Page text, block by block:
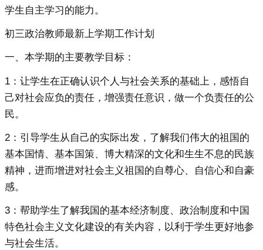
学生自主学习的能力。
初三政治教师最新上学期工作计划
一、本学期的主要教学目标：
1：让学生在正确认识个人与社会关系的基础上，感悟自
己对社会应负的责任，增强责任意识，做一个负责任的公
民。
2：引导学生从自己的实际出发，了解我们伟大的祖国的
基本国情、基本国策、博大精深的文化和生生不息的民族
精神，进而增进对社会主义祖国的自尊心、自信心和自豪
感。
3：帮助学生了解我国的基本经济制度、政治制度和中国
特色社会主义文化建设的有关内容，以利于学生更好地参
与社会生活。